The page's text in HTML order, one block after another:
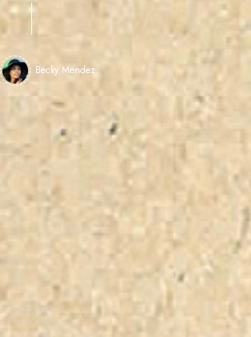
Becky Mendez